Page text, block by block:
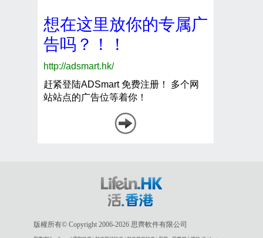
版權所有© Copyright 2006-2026 思齊軟件有限公司